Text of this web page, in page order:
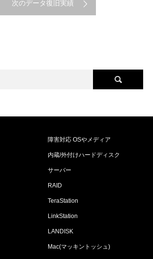
次のデータ復旧実績
障害対応 OSやメディア
内蔵/外付けハードディスク
サーバー
RAID
TeraStation
LinkStation
LANDISK
Mac(マッキントッシュ)